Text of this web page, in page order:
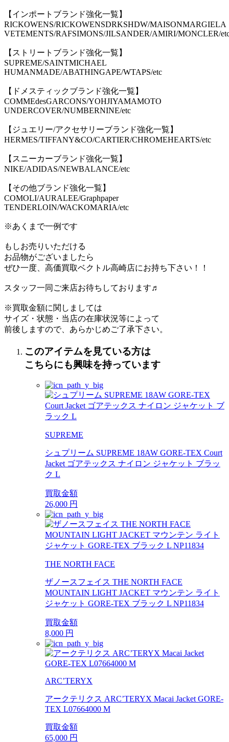
【インポートブランド強化一覧】
RICKOWENS/RICKOWENSDRKSHDW/MAISONMARGIELA
VETEMENTS/RAFSIMONS/JILSANDER/AMIRI/MONCLER/
【ストリートブランド強化一覧】
SUPREME/SAINTMICHAEL
HUMANMADE/ABATHINGAPE/WTAPS/etc
【ドメスティックブランド強化一覧】
COMMEdesGARCONS/YOHJIYAMAMOTO
UNDERCOVER/NUMBERNINE/etc
【ジュエリー/アクセサリーブランド強化一覧】
HERMES/TIFFANY&CO/CARTIER/CHROMEHEARTS/etc
【スニーカーブランド強化一覧】
NIKE/ADIDAS/NEWBALANCE/etc
【その他ブランド強化一覧】
COMOLI/AURALEE/Graphpaper
TENDERLOIN/WACKOMARIA/etc
※あくまで一例です
もしお売りいただける
お品物がございましたら
ぜひ一度、高価買取ベクトル高崎店にお持ち下さい！！
スタッフ一同ご来店お待ちしております♬
※買取金額に関しましては
サイズ・状態・当店の在庫状況等によって
前後しますので、あらかじめご了承下さい。
このアイテムを見ている方は
こちらにも興味を持っています
SUPREME
シュプリーム SUPREME 18AW GORE-TEX Court
Jacket ゴアテックス ナイロン ジャケット ブラッ
ク L
買取金額
26,000 円
THE NORTH FACE
ザノースフェイス THE NORTH FACE
MOUNTAIN LIGHT JACKET マウンテン ライト
ジャケット GORE-TEX ブラック L NP11834
買取金額
8,000 円
ARC’TERYX
アークテリクス ARC’TERYX Macai Jacket GORE-
TEX L07664000 M
買取金額
65,000 円